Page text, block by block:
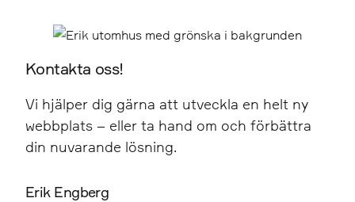
Erik Engberg
Kontakta oss!
Vi hjälper dig gärna att utveckla en helt ny
webbplats – eller ta hand om och förbättra
din nuvarande lösning.